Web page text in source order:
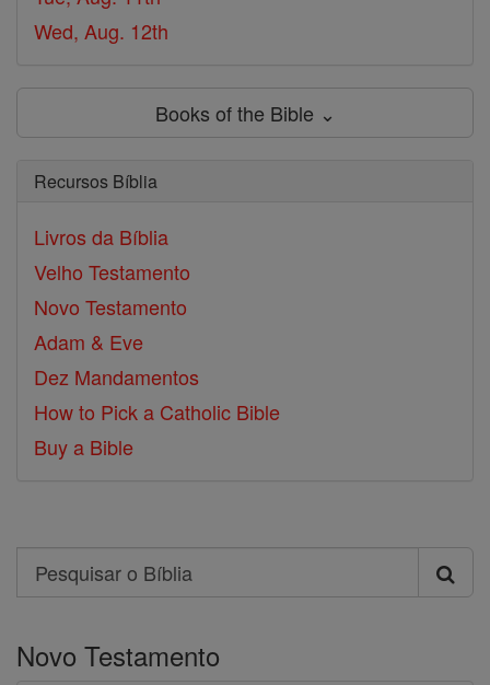
Wed, Aug. 12th
Books of the Bible ⌄
Recursos Bíblia
Livros da Bíblia
Velho Testamento
Novo Testamento
Adam & Eve
Dez Mandamentos
How to Pick a Catholic Bible
Buy a Bible
Search
Pesquisar
Bíblia
Novo Testamento